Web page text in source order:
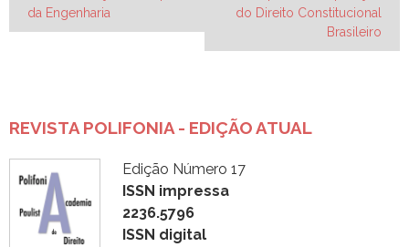
deda Engenharia
do Direito Constitucional
Brasileiro
REVISTA POLIFONIA - EDIÇÃO ATUAL
Edição Número 17
ISSN impressa
2236.5796
ISSN digital